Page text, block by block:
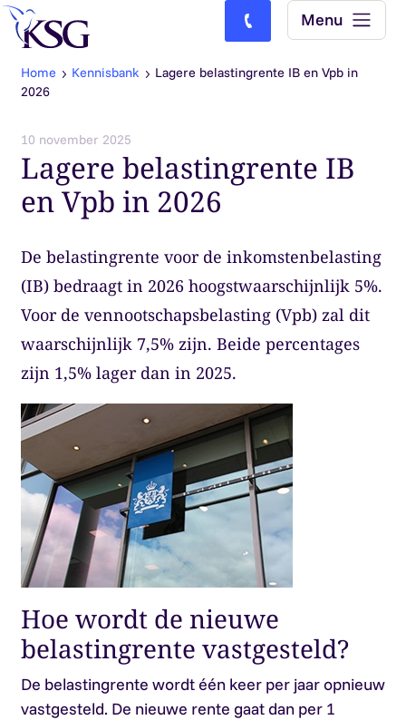
Skip to content
Bel ons: (0)77-4740000
Menu
Home Kennisbank
Lagere belastingrente IB en Vpb in
2026
10 november 2025
Lagere belastingrente IB
en Vpb in 2026
De belastingrente voor de inkomstenbelasting
(IB) bedraagt in 2026 hoogstwaarschijnlijk 5%.
Voor de vennootschapsbelasting (Vpb) zal dit
waarschijnlijk 7,5% zijn. Beide percentages
zijn 1,5% lager dan in 2025.
Hoe wordt de nieuwe
belastingrente vastgesteld?
De belastingrente wordt één keer per jaar opnieuw
vastgesteld. De nieuwe rente gaat dan per 1